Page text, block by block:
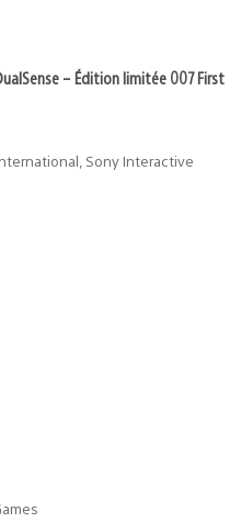
– Édition limitée 007 First
Sony Interactive